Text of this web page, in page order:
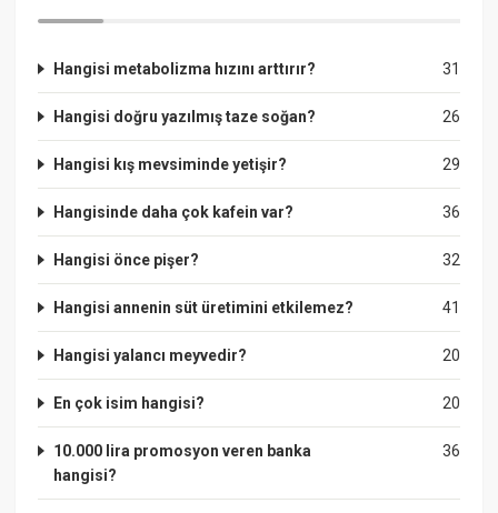
31
Hangisi metabolizma hızını arttırır?
26
Hangisi doğru yazılmış taze soğan?
29
Hangisi kış mevsiminde yetişir?
36
Hangisinde daha çok kafein var?
32
Hangisi önce pişer?
41
Hangisi annenin süt üretimini etkilemez?
20
Hangisi yalancı meyvedir?
20
En çok isim hangisi?
36
10.000 lira promosyon veren banka
hangisi?